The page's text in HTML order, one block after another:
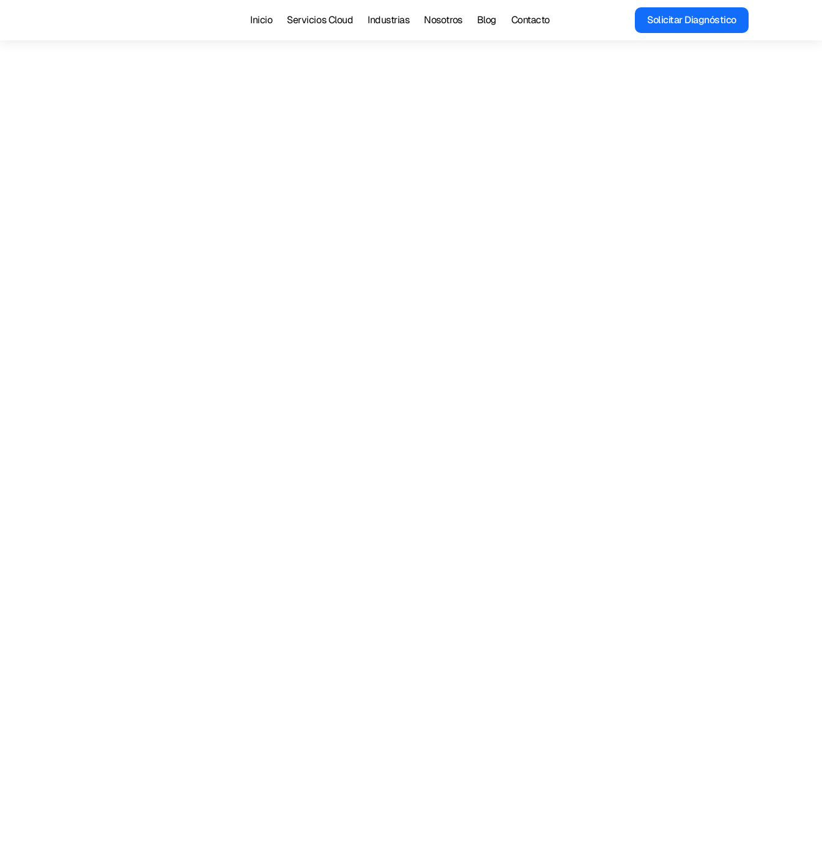
Inicio Servicios Cloud Industrias Nosotros Blog Contacto Solicitar Diagnóstico